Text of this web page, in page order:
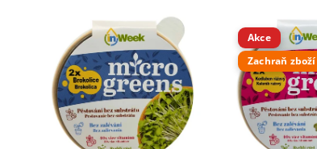
Akce
Zachraň zboží